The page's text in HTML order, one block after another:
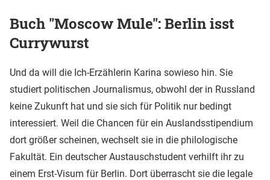
Buch "Moscow Mule": Berlin isst
Currywurst
Und da will die Ich-Erzählerin Karina sowieso hin. Sie
studiert politischen Journalismus, obwohl der in Russland
keine Zukunft hat und sie sich für Politik nur bedingt
interessiert. Weil die Chancen für ein Auslandsstipendium
dort größer scheinen, wechselt sie in die philologische
Fakultät. Ein deutscher Austauschstudent verhilft ihr zu
einem Erst-Visum für Berlin. Dort überrascht sie die legale